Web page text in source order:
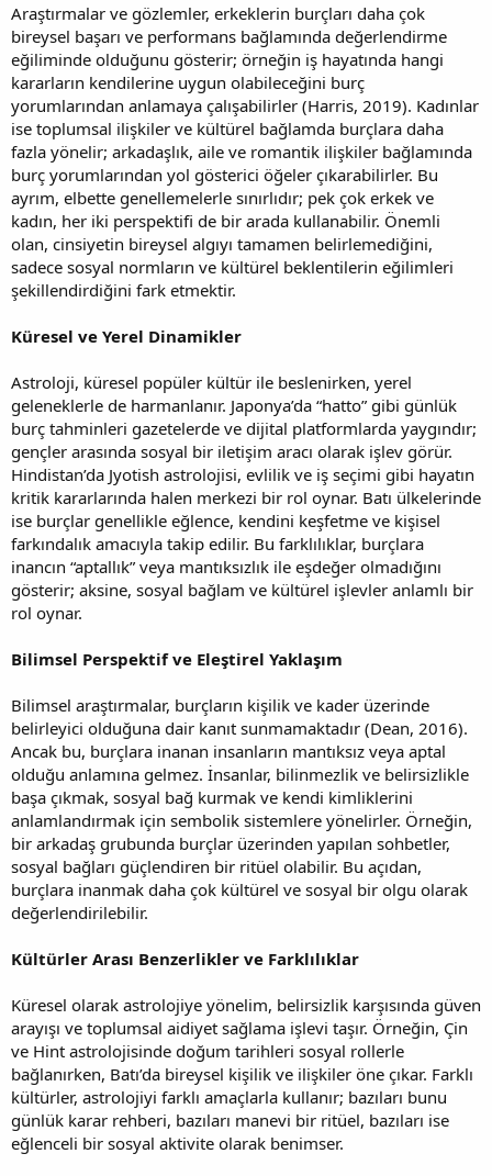
Araştırmalar ve gözlemler, erkeklerin burçları daha çok
bireysel başarı ve performans bağlamında değerlendirme
eğiliminde olduğunu gösterir; örneğin iş hayatında hangi
kararların kendilerine uygun olabileceğini burç
yorumlarından anlamaya çalışabilirler (Harris, 2019). Kadınlar
ise toplumsal ilişkiler ve kültürel bağlamda burçlara daha
fazla yönelir; arkadaşlık, aile ve romantik ilişkiler bağlamında
burç yorumlarından yol gösterici öğeler çıkarabilirler. Bu
ayrım, elbette genellemelerle sınırlıdır; pek çok erkek ve
kadın, her iki perspektifi de bir arada kullanabilir. Önemli
olan, cinsiyetin bireysel algıyı tamamen belirlemediğini,
sadece sosyal normların ve kültürel beklentilerin eğilimleri
şekillendirdiğini fark etmektir.
Küresel ve Yerel Dinamikler
Astroloji, küresel popüler kültür ile beslenirken, yerel
geleneklerle de harmanlanır. Japonya’da “hatto” gibi günlük
burç tahminleri gazetelerde ve dijital platformlarda yaygındır;
gençler arasında sosyal bir iletişim aracı olarak işlev görür.
Hindistan’da Jyotish astrolojisi, evlilik ve iş seçimi gibi hayatın
kritik kararlarında halen merkezi bir rol oynar. Batı ülkelerinde
ise burçlar genellikle eğlence, kendini keşfetme ve kişisel
farkındalık amacıyla takip edilir. Bu farklılıklar, burçlara
inancın “aptallık” veya mantıksızlık ile eşdeğer olmadığını
gösterir; aksine, sosyal bağlam ve kültürel işlevler anlamlı bir
rol oynar.
Bilimsel Perspektif ve Eleştirel Yaklaşım
Bilimsel araştırmalar, burçların kişilik ve kader üzerinde
belirleyici olduğuna dair kanıt sunmamaktadır (Dean, 2016).
Ancak bu, burçlara inanan insanların mantıksız veya aptal
olduğu anlamına gelmez. İnsanlar, bilinmezlik ve belirsizlikle
başa çıkmak, sosyal bağ kurmak ve kendi kimliklerini
anlamlandırmak için sembolik sistemlere yönelirler. Örneğin,
bir arkadaş grubunda burçlar üzerinden yapılan sohbetler,
sosyal bağları güçlendiren bir ritüel olabilir. Bu açıdan,
burçlara inanmak daha çok kültürel ve sosyal bir olgu olarak
değerlendirilebilir.
Kültürler Arası Benzerlikler ve Farklılıklar
Küresel olarak astrolojiye yönelim, belirsizlik karşısında güven
arayışı ve toplumsal aidiyet sağlama işlevi taşır. Örneğin, Çin
ve Hint astrolojisinde doğum tarihleri sosyal rollerle
bağlanırken, Batı’da bireysel kişilik ve ilişkiler öne çıkar. Farklı
kültürler, astrolojiyi farklı amaçlarla kullanır; bazıları bunu
günlük karar rehberi, bazıları manevi bir ritüel, bazıları ise
eğlenceli bir sosyal aktivite olarak benimser.